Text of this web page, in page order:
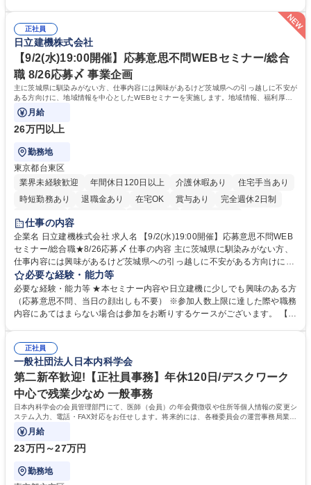
ク：ユーザー要望を開発部門へ繋ぎ、プロダクトの利便性向上へ貢献。医
療現場のDX化を推進するやりがいがあります。【業務内容の変更範囲】
当社の指定する業務 募集職種 【カスタマーサクセス】リモートメイン/医
療データ解析システム/完全週休2日
画可能です。オンラインツール（ZoomやTeams等）を用いた柔軟なサポ
ート体制を構築しています。 【採用背景】導入先が急増しており、専任の
カスタマーサクセス組織を強化するための増員採用です。営業担当からの
丁寧なOJTがあり、医療データ解析の専門知識をキャッチアップできる環
境です。社会貢献性の高い分野で専門性を磨きたい方を歓迎します。 学
歴・資格 学歴：大学院 大学 高専 短大 専修学校 高校 語学力： 資格：
正社員
日立建機株式会社
【9/2(水)19:00開催】応募意思不問WEBセミナー/総合
職 8/26応募〆 事業企画
主に茨城県に馴染みがない方、仕事内容には興味があるけど茨城県への引っ越しに不安が
ある方向けに、地域情報を中心としたWEBセミナーを実施します。地域情報、福利厚生
情報等をお伝えします。
月給
26万円以上
勤務地
東京都台東区
業界未経験歓迎
年間休日120日以上 介護休暇あり
住宅手当あり
時短勤務あり
退職金あり 在宅OK 賞与あり
完全週休2日制
交通費支給
仕事の内容
企業名 日立建機株式会社 求人名 【9/2(水)19:00開催】応募意思不問WEB
セミナー/総合職★8/26応募〆 仕事の内容 主に茨城県に馴染みがない方、
仕事内容には興味があるけど茨城県への引っ越しに不安がある方向けに、
地域情報を中心としたWEBセミナーを実施します。地域情報、福利厚生情
報等をお伝えします。 【セミナー内容】■地域説明、周辺施設情報を中心
にお伝えし、住宅相場や実際に社員がどの地域に住んでどのような生活を
しているのかについてもお伝えします。日立建機には借上げ部屋制度、住
参加時のお顔出しも不要です。ぜひ、お気軽にエントリーください。 募集
職種 【9/2(水)19:00開催】応募意思不問WEBセミナー/総合職★8/26応募
〆
必要な経験・能力等
必要な経験・能力等 ★本セミナー内容や日立建機に少しでも興味のある方
（応募意思不問、当日の顔出しも不要） ※参加人数上限に達した際や職務
内容にあてはまらない場合は参加をお断りするケースがございます。 【主
格：正社員
一般社団法人日本内科学会
第二新卒歓迎!【正社員事務】年休120日/デスクワーク
中心で残業少なめ 一般事務
日本内科学会の会員管理部門にて、医師（会員）の年会費徴収や住所等個人情報の変更シ
ステム入力、電話・FAX対応をお任せします。将来的には、各種委員会の運営事務局業務
などにも幅広く携わっていただきます。
月給
23万円～27万円
勤務地